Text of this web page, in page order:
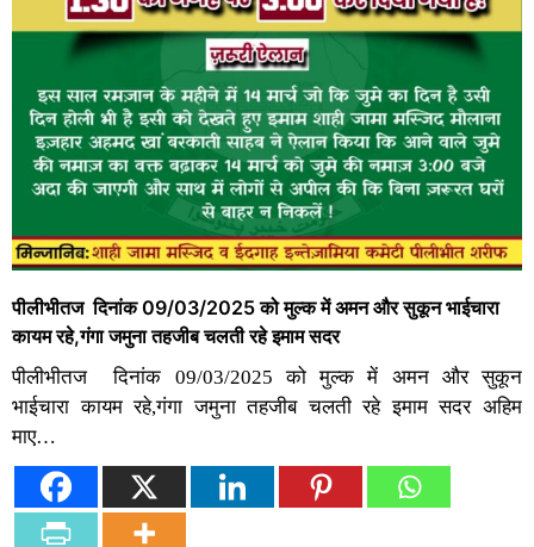
पीलीभीतज दिनांक 09/03/2025 को मुल्क में अमन और सुकून भाईचारा
कायम रहे,गंगा जमुना तहजीब चलती रहे इमाम सदर
पीलीभीतज दिनांक 09/03/2025 को मुल्क में अमन और सुकून
भाईचारा कायम रहे,गंगा जमुना तहजीब चलती रहे इमाम सदर अहिम
माए…